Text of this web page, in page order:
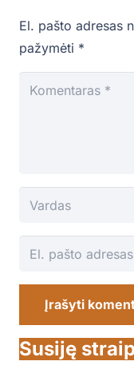
El. pašto adresas
pažymėti *
Įrašyti
Susiję